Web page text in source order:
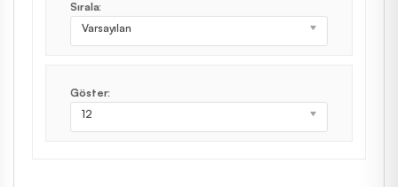
Sırala:
Varsayılan
Göster:
12